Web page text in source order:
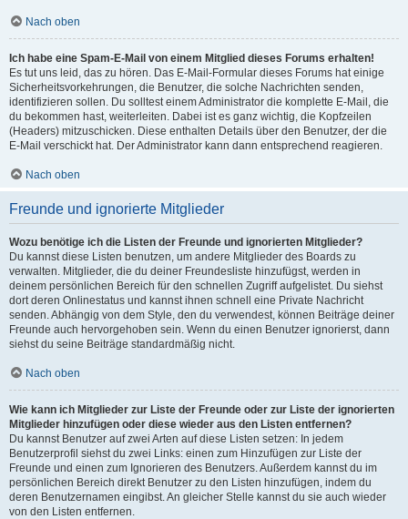
Nach oben
Ich habe eine Spam-E-Mail von einem Mitglied dieses Forums erhalten!
Es tut uns leid, das zu hören. Das E-Mail-Formular dieses Forums hat einige
Sicherheitsvorkehrungen, die Benutzer, die solche Nachrichten senden,
identifizieren sollen. Du solltest einem Administrator die komplette E-Mail, die
du bekommen hast, weiterleiten. Dabei ist es ganz wichtig, die Kopfzeilen
(Headers) mitzuschicken. Diese enthalten Details über den Benutzer, der die
E-Mail verschickt hat. Der Administrator kann dann entsprechend reagieren.
Nach oben
Freunde und ignorierte Mitglieder
Wozu benötige ich die Listen der Freunde und ignorierten Mitglieder?
Du kannst diese Listen benutzen, um andere Mitglieder des Boards zu
verwalten. Mitglieder, die du deiner Freundesliste hinzufügst, werden in
deinem persönlichen Bereich für den schnellen Zugriff aufgelistet. Du siehst
dort deren Onlinestatus und kannst ihnen schnell eine Private Nachricht
senden. Abhängig von dem Style, den du verwendest, können Beiträge deiner
Freunde auch hervorgehoben sein. Wenn du einen Benutzer ignorierst, dann
siehst du seine Beiträge standardmäßig nicht.
Nach oben
Wie kann ich Mitglieder zur Liste der Freunde oder zur Liste der ignorierten
Mitglieder hinzufügen oder diese wieder aus den Listen entfernen?
Du kannst Benutzer auf zwei Arten auf diese Listen setzen: In jedem
Benutzerprofil siehst du zwei Links: einen zum Hinzufügen zur Liste der
Freunde und einen zum Ignorieren des Benutzers. Außerdem kannst du im
persönlichen Bereich direkt Benutzer zu den Listen hinzufügen, indem du
deren Benutzernamen eingibst. An gleicher Stelle kannst du sie auch wieder
von den Listen entfernen.